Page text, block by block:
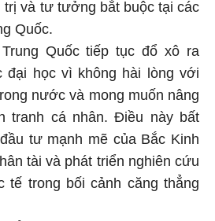
trị và tư tưởng bắt buộc tại các
Quốc.
Quốc tiếp tục đổ xô ra
đại học vì không hài lòng với
nước và mong muốn nâng
tranh cá nhân. Điều này bất
tư mạnh mẽ của Bắc Kinh
tài và phát triển nghiên cứu
tế trong bối cảnh căng thẳng